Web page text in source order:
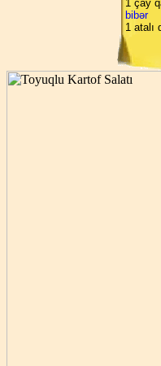
1 çay
bibər
1 atalı